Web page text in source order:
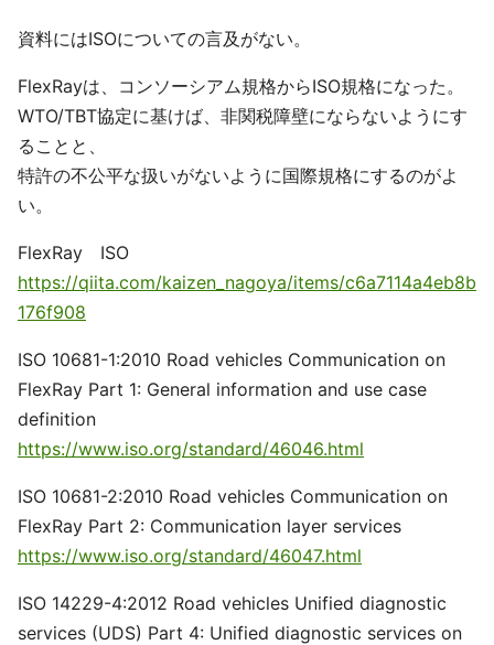
資料にはISOについての言及がない。
FlexRayは、コンソーシアム規格からISO規格になった。
WTO/TBT協定に基けば、非関税障壁にならないようにす
ることと、
特許の不公平な扱いがないように国際規格にするのがよ
い。
FlexRay ISO
https://qiita.com/kaizen_nagoya/items/c6a7114a4eb8b
176f908
ISO 10681-1:2010 Road vehicles Communication on
FlexRay Part 1: General information and use case
definition
https://www.iso.org/standard/46046.html
ISO 10681-2:2010 Road vehicles Communication on
FlexRay Part 2: Communication layer services
https://www.iso.org/standard/46047.html
ISO 14229-4:2012 Road vehicles Unified diagnostic
services (UDS) Part 4: Unified diagnostic services on